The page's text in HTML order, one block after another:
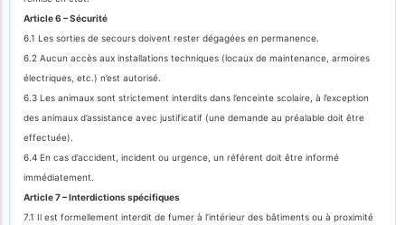
Article 6 – Sécurité
6.1 Les sorties de secours doivent rester dégagées en permanence.
6.2 Aucun accès aux installations techniques (locaux de maintenance, armoires
électriques, etc.) n’est autorisé.
6.3 Les animaux sont strictement interdits dans l’enceinte scolaire, à l’exception
des animaux d’assistance avec justificatif (une demande au préalable doit être
effectuée).
6.4 En cas d’accident, incident ou urgence, un référent doit être informé
immédiatement.
Article 7 – Interdictions spécifiques
7.1 Il est formellement interdit de fumer à l’intérieur des bâtiments ou à proximité